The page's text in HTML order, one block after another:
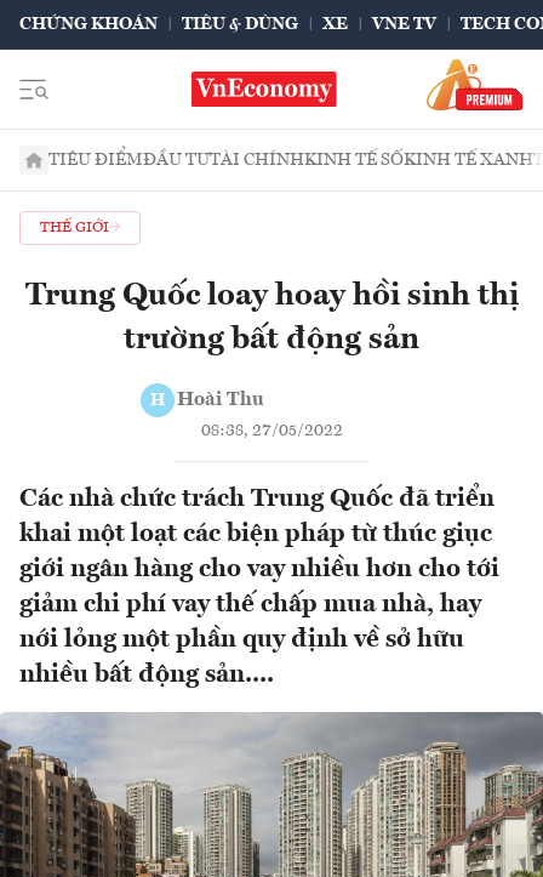
CHỨNG KHOÁN TIÊU & DÙNG XE VNE TV TECH
TIÊU ĐIỂMĐẦU TƯTÀI CHÍNHKINH TẾ SỐKINH TẾ XANH
THẾ GIỚI
Trung Quốc loay hoay hồi sinh thị
trường bất động sản
H Hoài Thu
08:38, 27/05/2022
Các nhà chức trách Trung Quốc đã triển
khai một loạt các biện pháp từ thúc giục
giới ngân hàng cho vay nhiều hơn cho tới
giảm chi phí vay thế chấp mua nhà, hay
nới lỏng một phần quy định về sở hữu
nhiều bất động sản....